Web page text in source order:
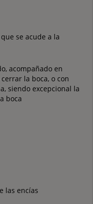
se acude a la
acompañado en
la boca, o con
siendo excepcional la
boca
las encías